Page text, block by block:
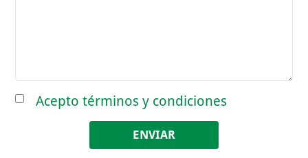
Acepto términos y condiciones
ENVIAR